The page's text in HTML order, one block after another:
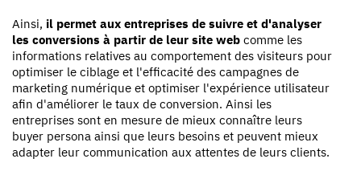
Ainsi, il permet aux entreprises de suivre et d'analyser
les conversions à partir de leur site web comme les
informations relatives au comportement des visiteurs pour
optimiser le ciblage et l'efficacité des campagnes de
marketing numérique et optimiser l'expérience utilisateur
afin d'améliorer le taux de conversion. Ainsi les
entreprises sont en mesure de mieux connaître leurs
buyer persona ainsi que leurs besoins et peuvent mieux
adapter leur communication aux attentes de leurs clients.